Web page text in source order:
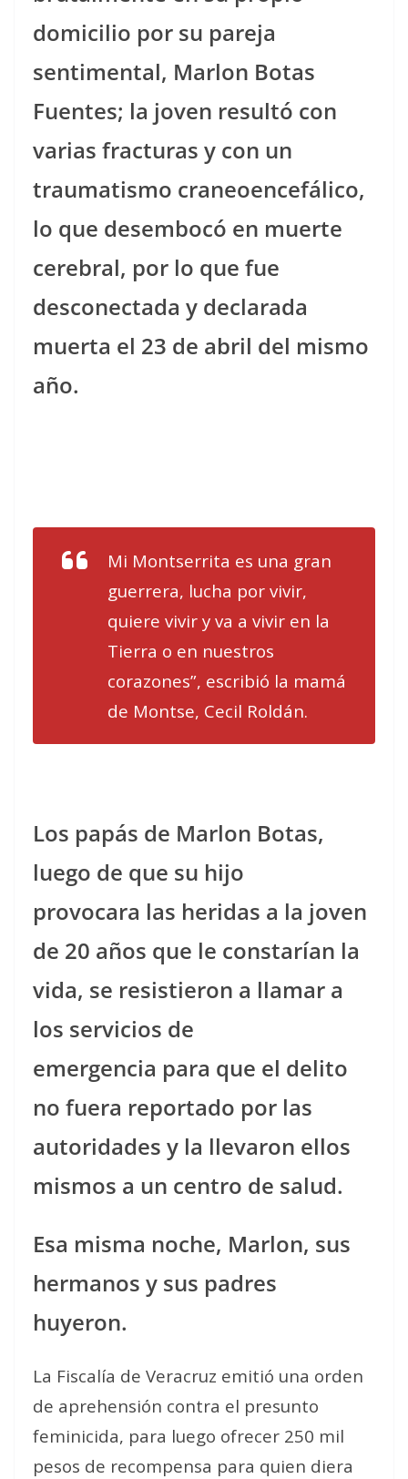
domicilio por su pareja
sentimental, Marlon Botas
Fuentes; la joven resultó con
varias fracturas y con un
traumatismo craneoencefálico,
lo que desembocó en muerte
cerebral, por lo que fue
desconectada y declarada
muerta el 23 de abril del mismo
año.
Mi Montserrita es una gran
guerrera, lucha por vivir,
quiere vivir y va a vivir en la
Tierra o en nuestros
corazones”, escribió la mamá
de Montse, Cecil Roldán.
Los papás de Marlon Botas,
luego de que su hijo
provocara las heridas a la joven
de 20 años que le constarían la
vida, se resistieron a llamar a
los servicios de
emergencia para que el delito
no fuera reportado por las
autoridades y la llevaron ellos
mismos a un centro de salud.
Esa misma noche, Marlon, sus
hermanos y sus padres
huyeron.
La Fiscalía de Veracruz emitió una orden
de aprehensión contra el presunto
feminicida, para luego ofrecer 250 mil
pesos de recompensa para quien diera